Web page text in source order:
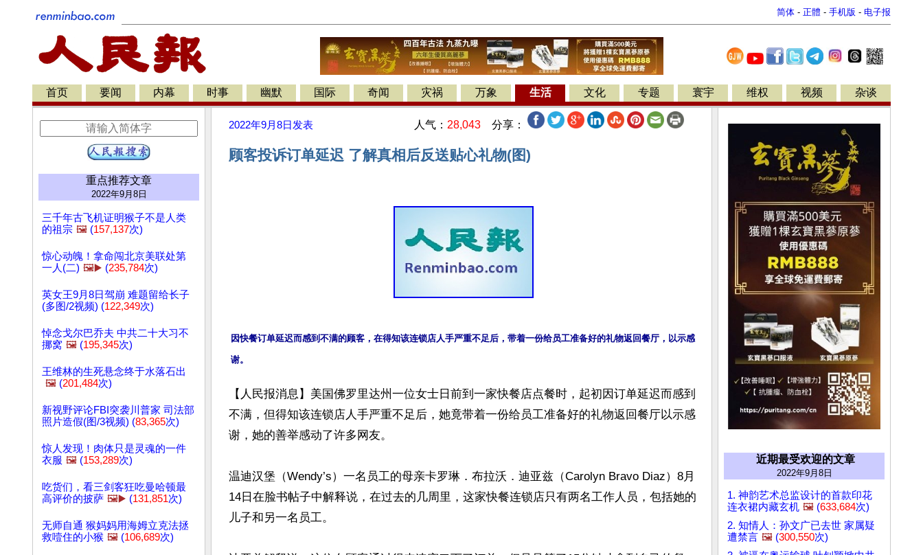
简体 - 正體 - 手机版 - 电子报
首页 要闻 内幕 时事 幽默 国际 奇闻 灾祸 万象 生活 文化 专题 寰宇 维权 视频 杂谈
重点推荐文章
2022年9月8日
三千年古飞机证明猴子不是人类
的祖宗 🖼️ (157,137次)
惊心动魄！拿命闯北京美联处第
一人(二) 🖼️▶️ (235,784次)
英女王9月8日驾崩 难题留给长子
(多图/2视频) (122,349次)
悼念戈尔巴乔夫 中共二十大习不
挪窝 🖼️ (195,345次)
王维林的生死悬念终于水落石出
🖼️ (201,484次)
新视野评论FBI突袭川普家 司法部
照片造假(图/3视频) (83,365次)
惊人发现！肉体只是灵魂的一件
衣服 🖼️ (153,289次)
吃货们，看三剑客狂吃曼哈顿最
高评价的披萨 🖼️▶️ (131,851次)
无师自通 猴妈妈用海姆立克法拯
救噎住的小猴 🖼️ (106,689次)
2022年9月8日 发表 人气： 28,043 分享：
顾客投诉订单延迟 了解真相后反送贴心礼物(图)
因快餐订单延迟而感到不满的顾客，在得知该连锁店人手严重不足后，带着一份给员工准备好的礼物返回餐厅，以示感
【人民报消息】美国佛罗里达州一位女士日前到一家快餐店点餐时，起初因订单延迟而感到
不满，但得知该连锁店人手严重不足后，她竟带着一份给员工准备好的礼物返回餐厅以示感
谢，她的善举感动了许多网友。
温迪汉堡（Wendy’s）一名员工的母亲卡罗琳．布拉沃．迪亚兹（Carolyn Bravo Diaz）8月
14日在脸书帖子中解释说，在过去的几周里，这家快餐连锁店只有两名工作人员，包括她的
儿子和另一名员工。
近期最受欢迎的文章
2022年9月8日
1. 神韵艺术总监设计的首款印花
连衣裙内藏玄机 🖼️ (633,684次)
2. 知情人：孙文广已去世 家属疑
遭禁言 🖼️ (300,550次)